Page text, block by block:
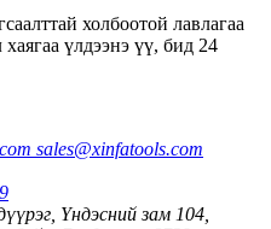
холбоотой лавлагаа
үлдээнэ үү, бид 24
sales@xinfatools.com
Үндэсний зам 104,